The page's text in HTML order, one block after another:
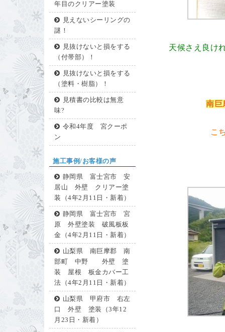
年目のクリアー塗装
見えないシーリングの
謎！
見抜けないと損をする
（付帯部）！
見抜けないと損をする
（塗料・樹脂）！
見積書の比較は無意
味?
令和4年度 宮クーポ
ン
施工事例/お客様の声
静岡県 富士宮市 安
居山 外壁 クリアー塗
装（4年2月11日・新着）
静岡県 富士宮市 宮
原 外壁塗装 破風板板
金（4年2月11日・新着）
山梨県 南巨摩郡 南
部町 中野 外壁 塗
装 屋根 板金カバー工
法（4年2月11日・新着）
山梨県 甲府市 右左
口 外壁 塗装（3年12
月23日・新着）
天候さえ良け
南巨
こ